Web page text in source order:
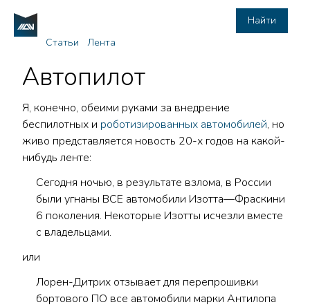
Найти
Статьи
Лента
Автопилот
Я, конечно, обеими руками за внедрение
беспилотных и роботизированных автомобилей, но
живо представляется новость 20-х годов на какой-
нибудь ленте:
Сегодня ночью, в результате взлома, в России
были угнаны ВСЕ автомобили Изотта—Фраскини
6 поколения. Некоторые Изотты исчезли вместе
с владельцами.
или
Лорен-Дитрих отзывает для перепрошивки
бортового ПО все автомобили марки Антилопа